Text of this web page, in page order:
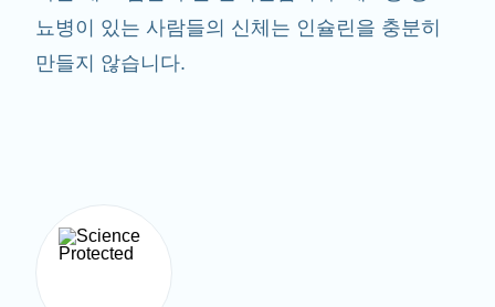
뇨병이 있는 사람들의 신체는 인슐린을 충분히
만들지 않습니다.